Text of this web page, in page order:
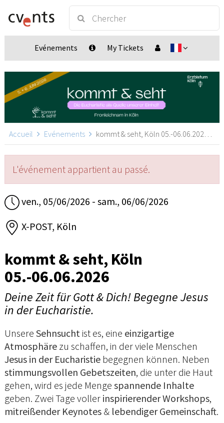
Evénements My Tickets
Accueil Evénements kommt & seht, Köln 05.-06.06.2026, Köln
L'événement appartient au passé.
ven., 05/06/2026 - sam., 06/06/2026
X-POST, Köln
kommt & seht, Köln
05.-06.06.2026
Deine Zeit für Gott & Dich! Begegne Jesus
in der Eucharistie.
Unsere Sehnsucht ist es, eine einzigartige
Atmosphäre zu schaffen, in der viele Menschen
Jesus in der Eucharistie begegnen können. Neben
stimmungsvollen Gebetszeiten, die unter die Haut
gehen, wird es jede Menge spannende Inhalte
geben. Zwei Tage voller inspirierender Workshops,
mitreißender Keynotes & lebendiger Gemeinschaft.